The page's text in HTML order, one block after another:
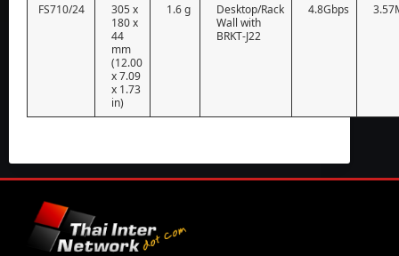
FS710/24
305 x
180 x
44
mm
(12.00
x 7.09
x 1.73
in)
1.6 g
Desktop/Rack
Wall with
BRKT-J22
4.8Gbps